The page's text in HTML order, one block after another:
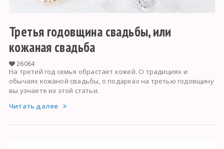
Третья годовщина свадьбы, или
кожаная свадьба
26064
На третий год семья обрастает кожей. О традициях и
обычаях кожаной свадьбы, о подарках на третью годовщину
вы узнаете из этой статьи.
Читать далее